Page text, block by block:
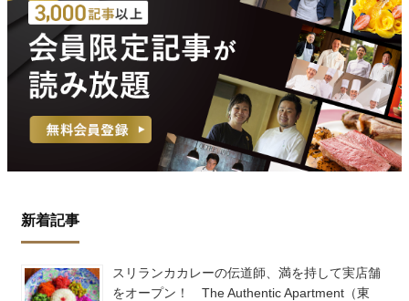
新着記事
スリランカカレーの伝道師、満を持して実店舗
をオープン！ The Authentic Apartment（東